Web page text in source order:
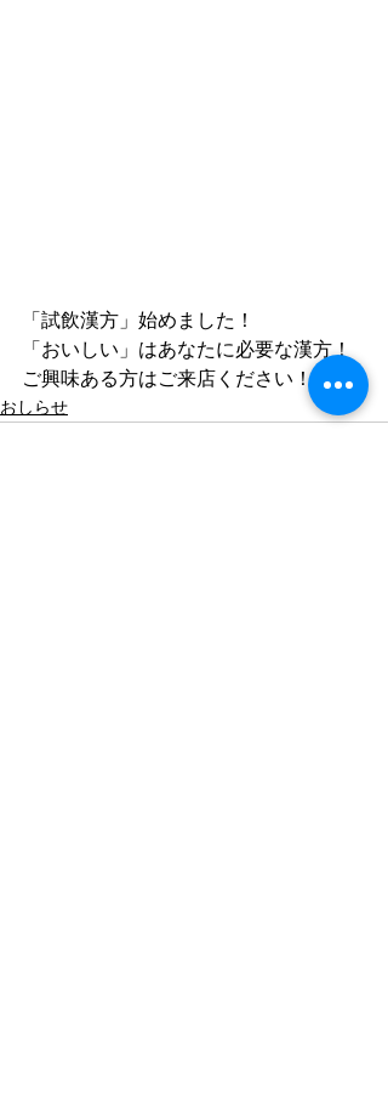
「試飲漢方」始めました！
「おいしい」はあなたに必要な漢方！
ご興味ある方はご来店ください！
おしらせ